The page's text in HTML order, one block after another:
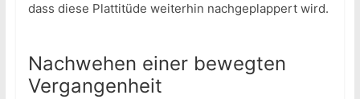
dass diese Plattitüde weiterhin nachgeplappert wird.
Nachwehen einer bewegten
Vergangenheit